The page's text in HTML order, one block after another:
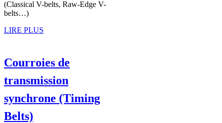
(Classical V-belts, Raw-Edge V-
belts…)
LIRE PLUS
Courroies de
transmission
synchrone (Timing
Belts)